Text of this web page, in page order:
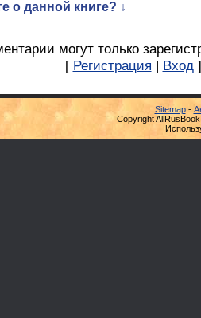
о данной книге? ↓
могут только
[ Регистрация | Вход ]
Sitemap-
Copyright